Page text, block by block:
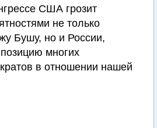
США грозит
не только
Бушу, но и России,
многих
в отношении нашей